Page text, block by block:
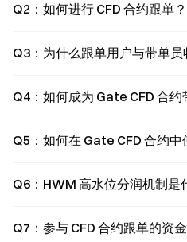
Q2：如何进行 CFD 合约跟单？
Q3：为什么跟单用户与带单员
Q4：如何成为 Gate CFD 合约
Q5：如何在 Gate CFD 合约中
Q6：HWM 高水位分润机制是
Q7：参与 CFD 合约跟单的资